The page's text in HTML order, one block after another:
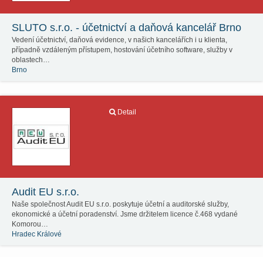
SLUTO s.r.o. - účetnictví a daňová kancelář Brno
Vedení účetnictví, daňová evidence, v našich kancelářích i u klienta,
případně vzdáleným přístupem, hostování účetního software, služby v
oblastech…
Brno
Detail
Audit EU s.r.o.
Naše společnost Audit EU s.r.o. poskytuje účetní a auditorské služby,
ekonomické a účetní poradenství. Jsme držitelem licence č.468 vydané
Komorou…
Hradec Králové